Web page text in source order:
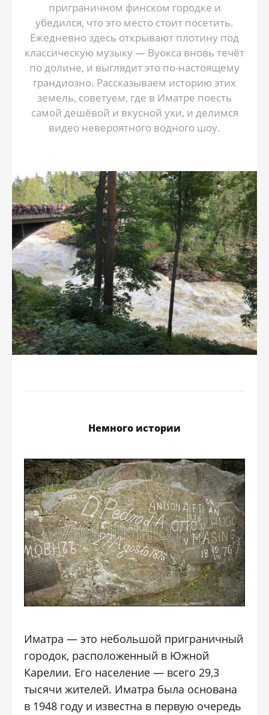
приграничном финском городке и
убедился, что это место стоит посетить.
Ежедневно здесь открывают плотину под
классическую музыку — Вуокса вновь течёт
по долине, и выглядит это по-настоящему
грандиозно. Рассказываем историю этих
земель, советуем, где в Иматре поесть
самой дешёвой и вкусной ухи, и делимся
видео невероятного водного шоу.
Немного истории
Иматра — это небольшой приграничный
городок, расположенный в Южной
Карелии. Его население — всего 29,3
тысячи жителей. Иматра была основана
в 1948 году и известна в первую очередь